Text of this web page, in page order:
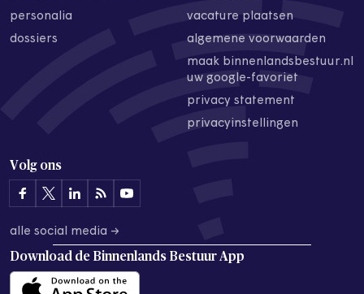
personalia
dossiers
vacature plaatsen
algemene voorwaarden
maak binnenlandsbestuur.nl
uw google-favoriet
privacy statement
privacyinstellingen
Volg ons
alle social media →
Download de Binnenlands Bestuur App